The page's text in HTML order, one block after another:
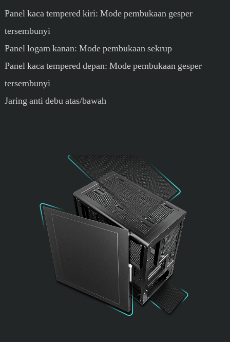
Panel kaca tempered kiri: Mode pembukaan gesper
tersembunyi
Panel logam kanan: Mode pembukaan sekrup
Panel kaca tempered depan: Mode pembukaan gesper
tersembunyi
Jaring anti debu atas/bawah